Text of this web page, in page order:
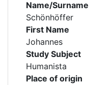
Name/Surname
Schönhöffer
First Name
Johannes
Study Subject
Humanista
Place of origin